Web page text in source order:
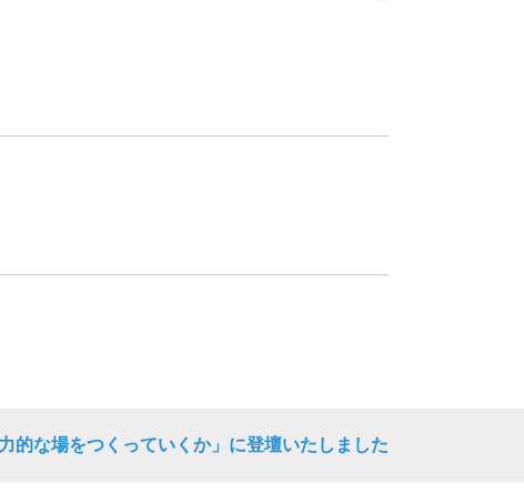
的な場をつくっていくか」に登壇いたしました